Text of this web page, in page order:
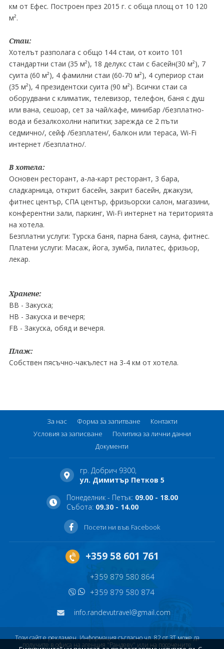
км от Ефес. Построен през 2015 г. с обща площ от 10 120
м².
Стаи:
Хотелът разполага с общо 144 стаи, от които 101
стандартни стаи (35 м²), 18 делукс стаи с басейн(30 м²), 7
суита (60 м²), 4 фамилни стаи (60-70 м²), 4 супериор стаи
(35 м²), 4 президентски суита (90 м²). Всички стаи са
оборудвани с климатик, телевизор, телефон, баня с душ
или вана, сешоар, сет за чай/кафе, минибар /безплатно-
вода и безалкохолни напитки; зарежда се 2 пъти
седмично/, сейф /безплатен/, балкон или тераса, Wi-Fi
интернет /безплатно/.
В хотела:
Основен ресторант, а-ла-карт ресторант, 3 бара,
сладкарница, открит басейн, закрит басейн, джакузи,
фитнес център, СПА център, фризьорски салон, магазини,
конферентни зали, паркинг, Wi-Fi интернет на територията
на хотела.
Безплатни услуги: Tурска баня, парна баня, сауна, фитнес.
Платени услуги: Mасаж, йога, зумба, пилатес, фризьор,
лекар.
Хранене:
BB - Закуска;
НВ - Закуска и вечеря;
FB - Закуска, обяд и вечеря.
Плаж:
Собствен пясъчно-чакълест на 3-4 км от хотела.
За нас Форма за запитване
Контакти
Условия за записване
Политика за лични данни
Документи
гр. Добрич 9300,
ул. Димитър Петков 5
Понеделник - Петък: 09.00 - 18.00
Събота: 09.30 - 14.00
Посети ни във Facebook
+359 58 601 761
+359 879 580 864
+359 879 580 874
info.randevutravel@gmail.com
Този сайт е рекламен. Информация съгласно чл. 82 от ЗТ може да
получите в офиса на агенция "Рандеву" или на посочените